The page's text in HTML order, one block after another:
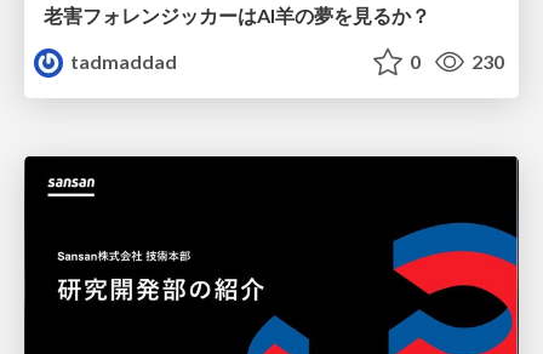
老害フォレンジッカーはAI羊の夢を見るか？
tadmaddad
0 230